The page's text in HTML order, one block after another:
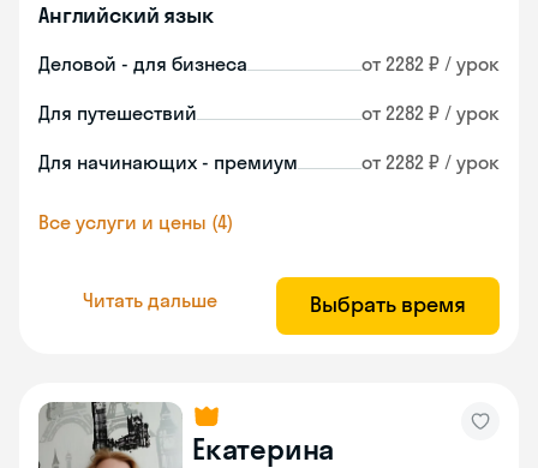
Английский язык
Деловой - для бизнеса от 2282 ₽ / урок
Для путешествий от 2282 ₽ / урок
Для начинающих - премиум от 2282 ₽ / урок
Все услуги и цены (4)
Читать дальше Выбрать время
Екатерина